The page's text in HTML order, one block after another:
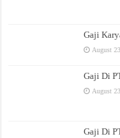
Gaji
August
Gaji Di
August
Gaji Di